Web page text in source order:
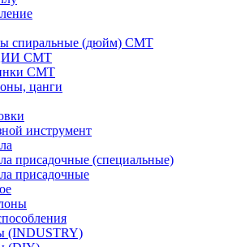
спиральные (дюйм) СМТ
СМТ
CMT
цанги
инструмент
присадочные (специальные)
присадочные
(INDUSTRY)